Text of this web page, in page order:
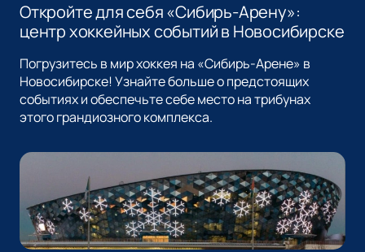
Откройте для себя «Сибирь-Арену»:
центр хоккейных событий в Новосибирске
Погрузитесь в мир хоккея на «Сибирь-Арене» в
Новосибирске! Узнайте больше о предстоящих
событиях и обеспечьте себе место на трибунах
этого грандиозного комплекса.